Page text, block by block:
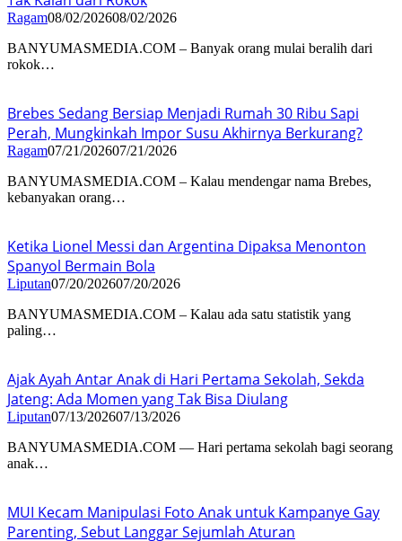
Ragam08/02/202608/02/2026
BANYUMASMEDIA.COM – Banyak orang mulai beralih dari
rokok…
Brebes Sedang Bersiap Menjadi Rumah 30 Ribu Sapi
Perah, Mungkinkah Impor Susu Akhirnya Berkurang?
Ragam07/21/202607/21/2026
BANYUMASMEDIA.COM – Kalau mendengar nama Brebes,
kebanyakan orang…
Ketika Lionel Messi dan Argentina Dipaksa Menonton
Spanyol Bermain Bola
Liputan07/20/202607/20/2026
BANYUMASMEDIA.COM – Kalau ada satu statistik yang
paling…
Ajak Ayah Antar Anak di Hari Pertama Sekolah, Sekda
Jateng: Ada Momen yang Tak Bisa Diulang
Liputan07/13/202607/13/2026
BANYUMASMEDIA.COM — Hari pertama sekolah bagi seorang
anak…
MUI Kecam Manipulasi Foto Anak untuk Kampanye Gay
Parenting, Sebut Langgar Sejumlah Aturan